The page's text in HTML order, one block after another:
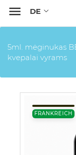

5ml. mėginukas
kvepalai vyrams
FRANKREICH